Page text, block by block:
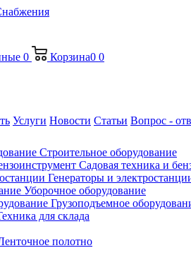
0 Корзина0 0
Услуги Новости Статьи Вопрос -
Строительное оборудование
Садовая техника и
Генераторы и
Уборочное оборудование
Грузоподъемное
для склада
полотно